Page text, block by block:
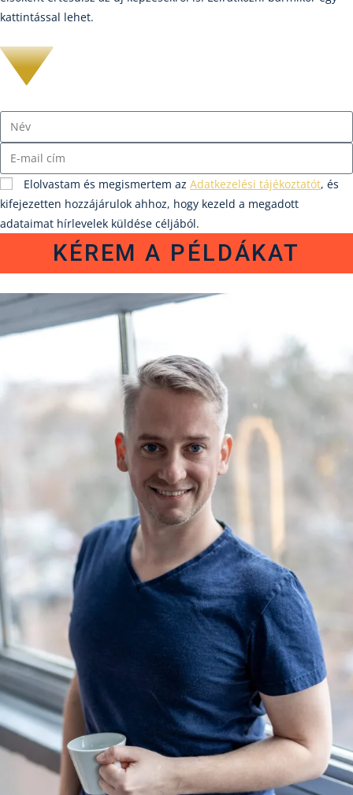
kattintással lehet.
Elolvastam és megismertem az Adatkezelési tájékoztatót, és
kifejezetten hozzájárulok ahhoz, hogy kezeld a megadott
adataimat hírlevelek küldése céljából.
KÉREM A PÉLDÁKAT